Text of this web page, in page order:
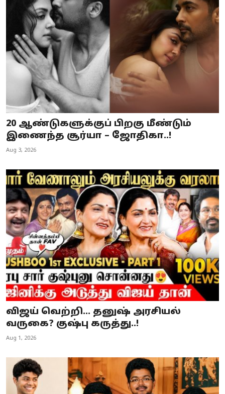
20 ஆண்டுகளுக்குப் பிறகு மீண்டும்
இணைந்த சூர்யா – ஜோதிகா..!
Aug 3, 2026
விஜய் வெற்றி... தனுஷ் அரசியல்
வருகை? குஷ்பு கருத்து..!
Aug 1, 2026